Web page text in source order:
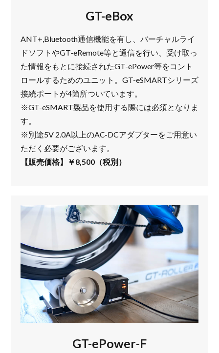
GT-eBox
ANT+,Bluetooth通信機能を有し、バーチャルライ
ドソフトやGT-eRemote等と通信を行い、受け取っ
た情報をもとに接続されたGT-ePower等をコント
ロールするためのユニット。GT-eSMARTシリーズ
接続ポートが4箇所ついています。
※GT-eSMART製品を使用する際には必須となりま
す。
※別途5V 2.0A以上のAC-DCアダプターをご用意い
ただく必要がございます。
【販売価格】￥8,500（税別）
GT-ePower-F